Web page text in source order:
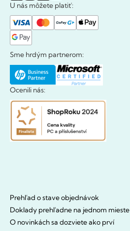
U nás môžete platiť:
Sme hrdým partnerom:
Ocenili nás:
Prehľad o stave objednávok
Doklady prehľadne na jednom mieste
O novinkách sa dozviete ako prví